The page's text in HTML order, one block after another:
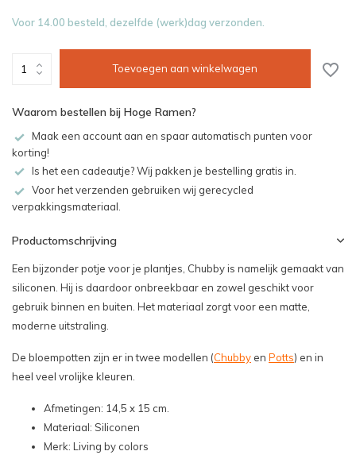
Voor 14.00 besteld, dezelfde (werk)dag verzonden.
Toevoegen aan winkelwagen
Waarom bestellen bij Hoge Ramen?
Maak een account aan en spaar automatisch punten voor
korting!
Is het een cadeautje? Wij pakken je bestelling gratis in.
Voor het verzenden gebruiken wij gerecycled
verpakkingsmateriaal.
Productomschrijving
Een bijzonder potje voor je plantjes, Chubby is namelijk gemaakt van
siliconen. Hij is daardoor onbreekbaar en zowel geschikt voor
gebruik binnen en buiten. Het materiaal zorgt voor een matte,
moderne uitstraling.
De bloempotten zijn er in twee modellen (Chubby en Potts) en in
heel veel vrolijke kleuren.
Afmetingen: 14,5 x 15 cm.
Materiaal: Siliconen
Merk: Living by colors